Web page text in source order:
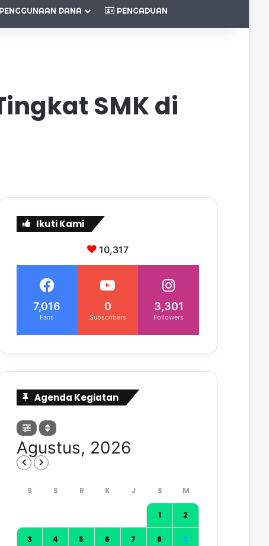
DANA PENGADUAN
SMK di
Ikuti Kami
10,317
7,016
Fans
0
Subscribers
3,301
Followers
Agenda Kegiatan
Agustus, 2026
1 2
3 4 5 6 7 8 9